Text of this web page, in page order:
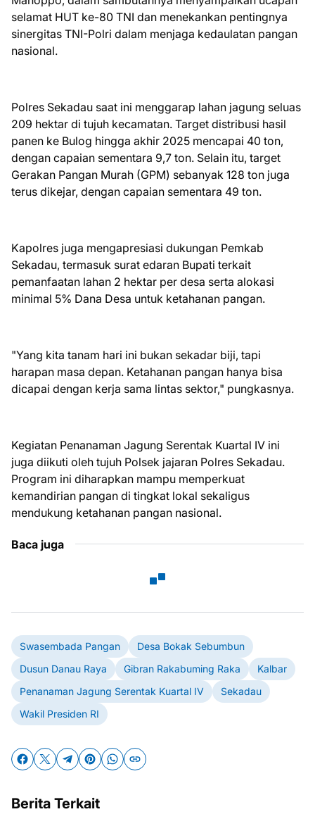
selamat HUT ke-80 TNI dan menekankan pentingnya
sinergitas TNI-Polri dalam menjaga kedaulatan pangan
nasional.
Polres Sekadau saat ini menggarap lahan jagung seluas
209 hektar di tujuh kecamatan. Target distribusi hasil
panen ke Bulog hingga akhir 2025 mencapai 40 ton,
dengan capaian sementara 9,7 ton. Selain itu, target
Gerakan Pangan Murah (GPM) sebanyak 128 ton juga
terus dikejar, dengan capaian sementara 49 ton.
Kapolres juga mengapresiasi dukungan Pemkab
Sekadau, termasuk surat edaran Bupati terkait
pemanfaatan lahan 2 hektar per desa serta alokasi
minimal 5% Dana Desa untuk ketahanan pangan.
"Yang kita tanam hari ini bukan sekadar biji, tapi
harapan masa depan. Ketahanan pangan hanya bisa
dicapai dengan kerja sama lintas sektor," pungkasnya.
Kegiatan Penanaman Jagung Serentak Kuartal IV ini
juga diikuti oleh tujuh Polsek jajaran Polres Sekadau.
Program ini diharapkan mampu memperkuat
kemandirian pangan di tingkat lokal sekaligus
mendukung ketahanan pangan nasional.
Baca juga
Swasembada Pangan
Desa Bokak Sebumbun
Dusun Danau Raya
Gibran Rakabuming Raka
Kalbar
Penanaman Jagung Serentak Kuartal IV
Sekadau
Wakil Presiden RI
Berita Terkait